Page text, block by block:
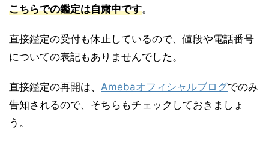
こちらでの鑑定は自粛中です。
直接鑑定の受付も休止しているので、値段や電話番号
についての表記もありませんでした。
直接鑑定の再開は、 Amebaオフィシャルブログでのみ
告知されるので、そちらもチェックしておきましょ
う。